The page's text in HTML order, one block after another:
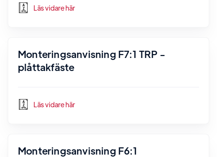
Läs vidare här
Monteringsanvisning F7:1 TRP -
plåttakfäste
Läs vidare här
Monteringsanvisning F6:1